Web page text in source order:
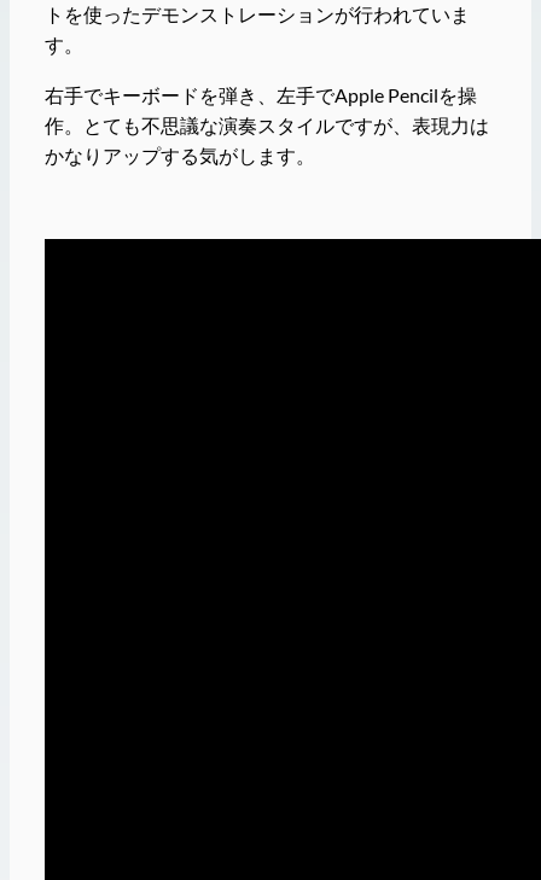
トを使ったデモンストレーションが行われていま
す。
右手でキーボードを弾き、左手でApple Pencilを操
作。とても不思議な演奏スタイルですが、表現力は
かなりアップする気がします。